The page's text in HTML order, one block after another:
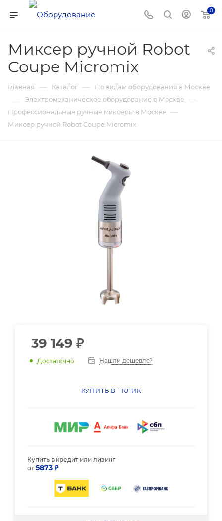
0
Миксер ручной Robot
Coupe Micromix
Главная — Каталог — По видам оборудования в Москве
— Электромеханическое оборудование в Москве —
Профессиональные ручные миксеры в Москве —
Миксер ручной Robot Coupe Micromix
39 149 ₽
Достаточно Нашли дешевле?
КУПИТЬ В 1 КЛИК
Купить в кредит или лизинг
от 5873 ₽